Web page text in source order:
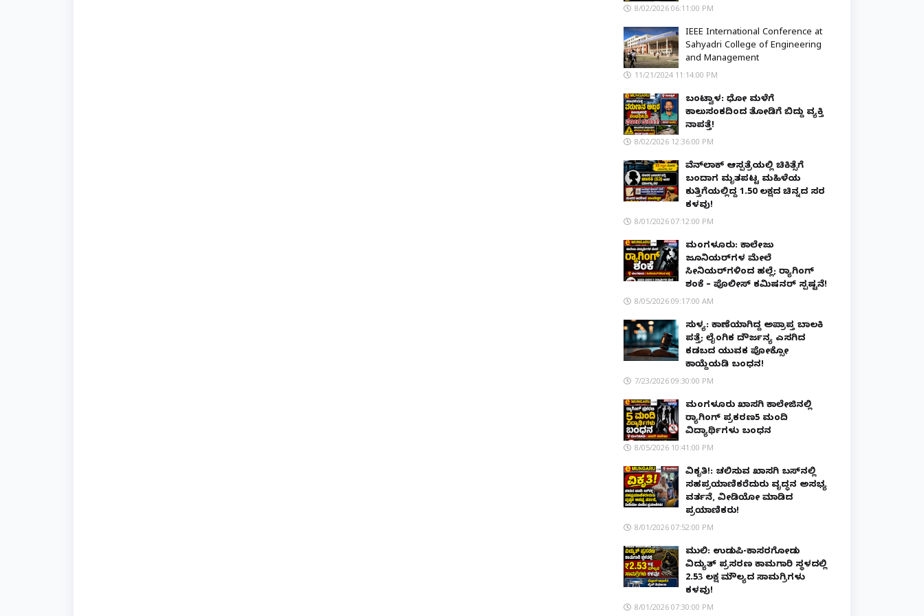
8/02/2026 06:11:00 PM
IEEE International Conference at
Sahyadri College of Engineering
and Management
11/21/2024 11:14:00 PM
ಬಂಟ್ವಾಳ: ಧೋ ಮಳೆಗೆ
ಕಾಲುಸಂಕದಿಂದ ತೋಡಿಗೆ ಬಿದ್ದು ವ್ಯಕ್ತಿ
ನಾಪತ್ತೆ!
8/02/2026 12:36:00 PM
ವೆನ್‌ಲಾಕ್ ಆಸ್ಪತ್ರೆಯಲ್ಲಿ ಚಿಕಿತ್ಸೆಗೆ
ಬಂದಾಗ ಮೃತಪಟ್ಟ ಮಹಿಳೆಯ
ಕುತ್ತಿಗೆಯಲ್ಲಿದ್ದ ₹1.50 ಲಕ್ಷದ ಚಿನ್ನದ ಸರ
ಕಳವು!
8/01/2026 07:12:00 PM
ಮಂಗಳೂರು: ಕಾಲೇಜು
ಜೂನಿಯರ್‌ಗಳ ಮೇಲೆ
ಸೀನಿಯರ್‌ಗಳಿಂದ ಹಲ್ಲೆ; ರ‌್ಯಾಗಿಂಗ್
ಶಂಕೆ – ಪೊಲೀಸ್ ಕಮಿಷನರ್ ಸ್ಪಷ್ಟನೆ!
8/05/2026 09:17:00 AM
ಸುಳ್ಯ: ಕಾಣೆಯಾಗಿದ್ದ ಅಪ್ರಾಪ್ತ ಬಾಲಕಿ
ಪತ್ತೆ; ಲೈಂಗಿಕ ದೌರ್ಜನ್ಯ ಎಸಗಿದ
ಕಡಬದ ಯುವಕ ಪೋಕ್ಸೋ
ಕಾಯ್ದೆಯಡಿ ಬಂಧನ!
7/23/2026 09:30:00 PM
ಮಂಗಳೂರು ಖಾಸಗಿ ಕಾಲೇಜಿನಲ್ಲಿ
ರ‌್ಯಾಗಿಂಗ್ ಪ್ರಕರಣ5 ಮಂದಿ
ವಿದ್ಯಾರ್ಥಿಗಳು ಬಂಧನ
8/05/2026 10:41:00 PM
ವಿಕೃತಿ!: ಚಲಿಸುವ ಖಾಸಗಿ ಬಸ್‌ನಲ್ಲಿ
ಸಹಪ್ರಯಾಣಿಕರೆದುರು ವೃದ್ಧನ ಅಸಭ್ಯ
ವರ್ತನೆ, ವೀಡಿಯೋ ಮಾಡಿದ
ಪ್ರಯಾಣಿಕರು!
8/01/2026 07:52:00 PM
ಮುಲ್ಕಿ: ಉಡುಪಿ-ಕಾಸರಗೋಡು
ವಿದ್ಯುತ್ ಪ್ರಸರಣ ಕಾಮಗಾರಿ ಸ್ಥಳದಲ್ಲಿ
₹2.53 ಲಕ್ಷ ಮೌಲ್ಯದ ಸಾಮಗ್ರಿಗಳು
ಕಳವು!
8/01/2026 07:30:00 PM